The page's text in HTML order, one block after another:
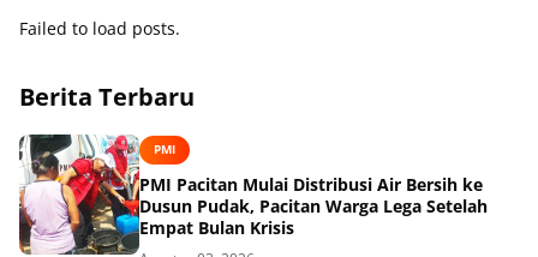
Failed to load posts.
Berita Terbaru
PMI
PMI Pacitan Mulai Distribusi Air Bersih ke
Dusun Pudak, Pacitan Warga Lega Setelah
Empat Bulan Krisis